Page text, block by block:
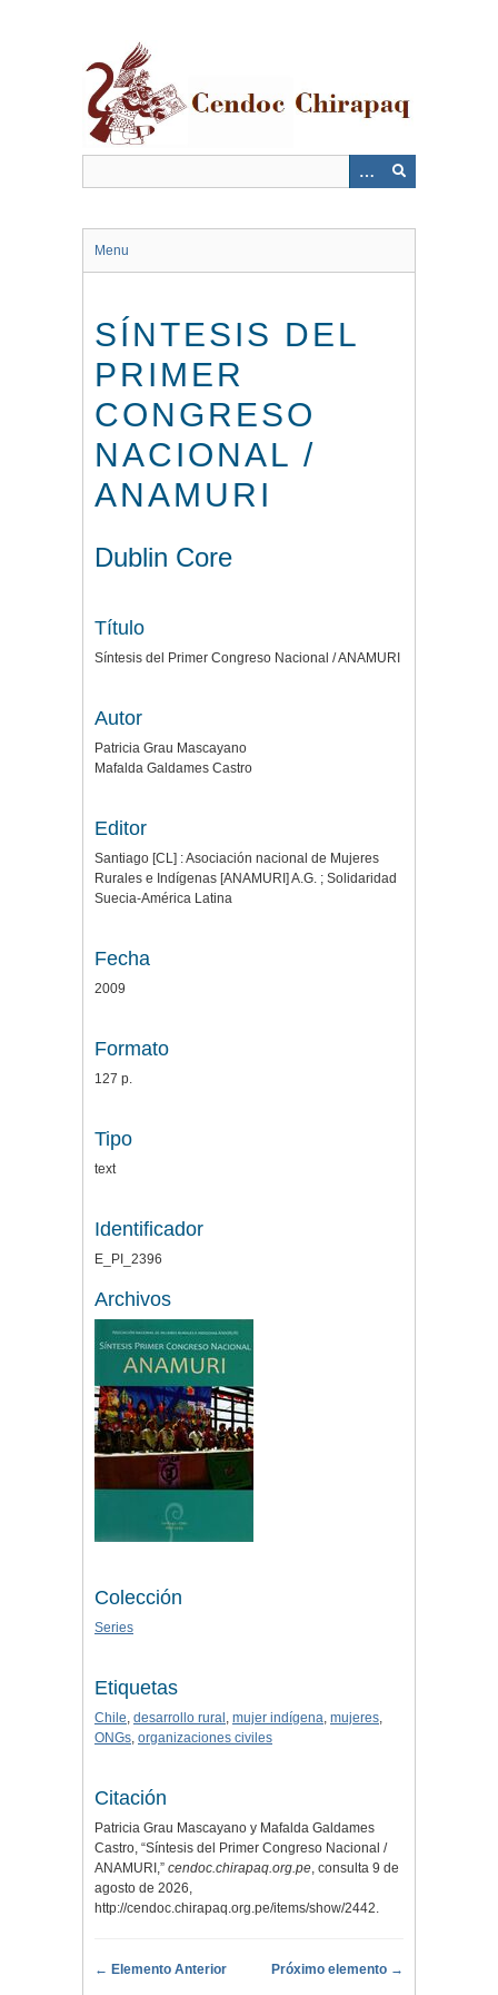
Menu
SÍNTESIS DEL
PRIMER
CONGRESO
NACIONAL /
ANAMURI
Dublin Core
Título
Síntesis del Primer Congreso Nacional / ANAMURI
Autor
Patricia Grau Mascayano
Mafalda Galdames Castro
Editor
Santiago [CL] : Asociación nacional de Mujeres
Rurales e Indígenas [ANAMURI] A.G. ; Solidaridad
Suecia-América Latina
Fecha
2009
Formato
127 p.
Tipo
text
Identificador
E_PI_2396
Archivos
Colección
Series
Etiquetas
Chile, desarrollo rural , mujer indígena, mujeres,
ONGs, organizaciones civiles
Citación
Patricia Grau Mascayano y Mafalda Galdames
Castro, “Síntesis del Primer Congreso Nacional /
ANAMURI,” cendoc.chirapaq.org.pe, consulta 9 de
agosto de 2026,
http://cendoc.chirapaq.org.pe/items/show/2442.
← Elemento Anterior Próximo elemento →